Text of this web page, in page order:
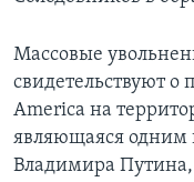
Массовые
свидетельствуют
America на
являющаяся одним
Владимира Путина,